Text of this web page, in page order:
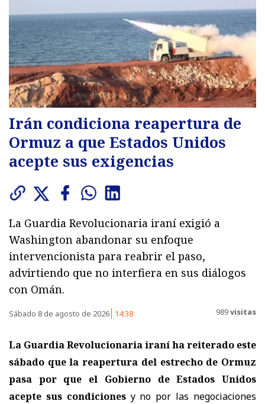
Irán condiciona reapertura de
Ormuz a que Estados Unidos
acepte sus exigencias
La Guardia Revolucionaria iraní exigió a
Washington abandonar su enfoque
intervencionista para reabrir el paso,
advirtiendo que no interfiera en sus diálogos
con Omán.
Sábado 8 de agosto de 2026 14:38 989visitas
La Guardia Revolucionaria iraní ha reiterado este
sábado que la reapertura del estrecho de Ormuz
pasa por que el Gobierno de Estados Unidos
acepte sus condicionesy no por las negociaciones